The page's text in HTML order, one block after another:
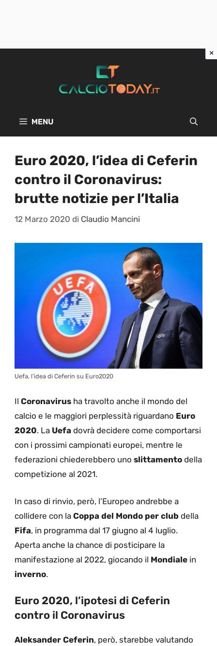
MENU
Euro 2020, l’idea di Ceferin
contro il Coronavirus:
brutte notizie per l’Italia
12 Marzo 2020 di Claudio Mancini
Uefa, l’idea di Ceferin su Euro2020
Il Coronavirus ha travolto anche il mondo del
calcio e le maggiori perplessità riguardano Euro
2020. La Uefa dovrà decidere come comportarsi
con i prossimi campionati europei, mentre le
federazioni chiederebbero uno slittamento della
competizione al 2021.
In caso di rinvio, però, l’Europeo andrebbe a
collidere con la Coppa del Mondo per club della
Fifa, in programma dal 17 giugno al 4 luglio.
Aperta anche la chance di posticipare la
manifestazione al 2022, giocando il Mondiale in
inverno.
Euro 2020, l’ipotesi di Ceferin
contro il Coronavirus
Aleksander Ceferin, però, starebbe valutando